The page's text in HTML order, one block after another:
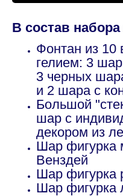
В состав
Фонтан из
гелием: 3
3 черных
и 2 шара с
Большой
шар с
декором из
Шар фигурка
Венздей
Шар фигурка
Шар фигурка